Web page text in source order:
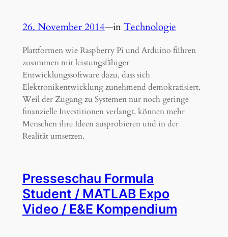
26. November 2014—inTechnologie
Plattformen wie Raspberry Pi und Arduino führen
zusammen mit leistungsfähiger
Entwicklungssoftware dazu, dass sich
Elektronikentwicklung zunehmend demokratisiert.
Weil der Zugang zu Systemen nur noch geringe
finanzielle Investitionen verlangt, können mehr
Menschen ihre Ideen ausprobieren und in der
Realität umsetzen.
Presseschau Formula
Student / MATLAB Expo
Video / E&E Kompendium